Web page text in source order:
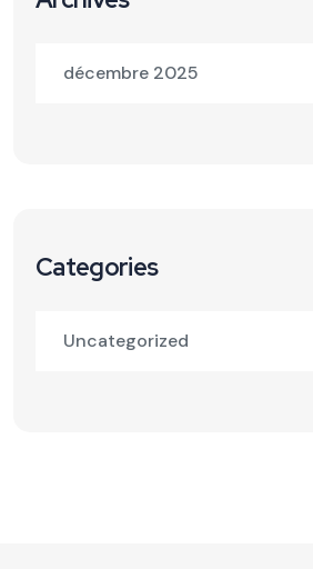
décembre 2025
Categories
Uncategorized